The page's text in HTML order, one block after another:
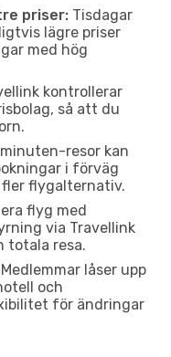
priser: Tisdagar
lägre priser
med hög
kontrollerar
så att du
resor kan
i förväg
flygalternativ.
flyg med
via Travellink
totala resa.
Medlemmar låser upp
och
för ändringar